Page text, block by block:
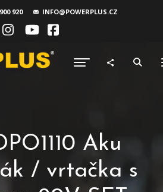
920 INFO@POWERPLUS.CZ
Aku
/ vrtačka s